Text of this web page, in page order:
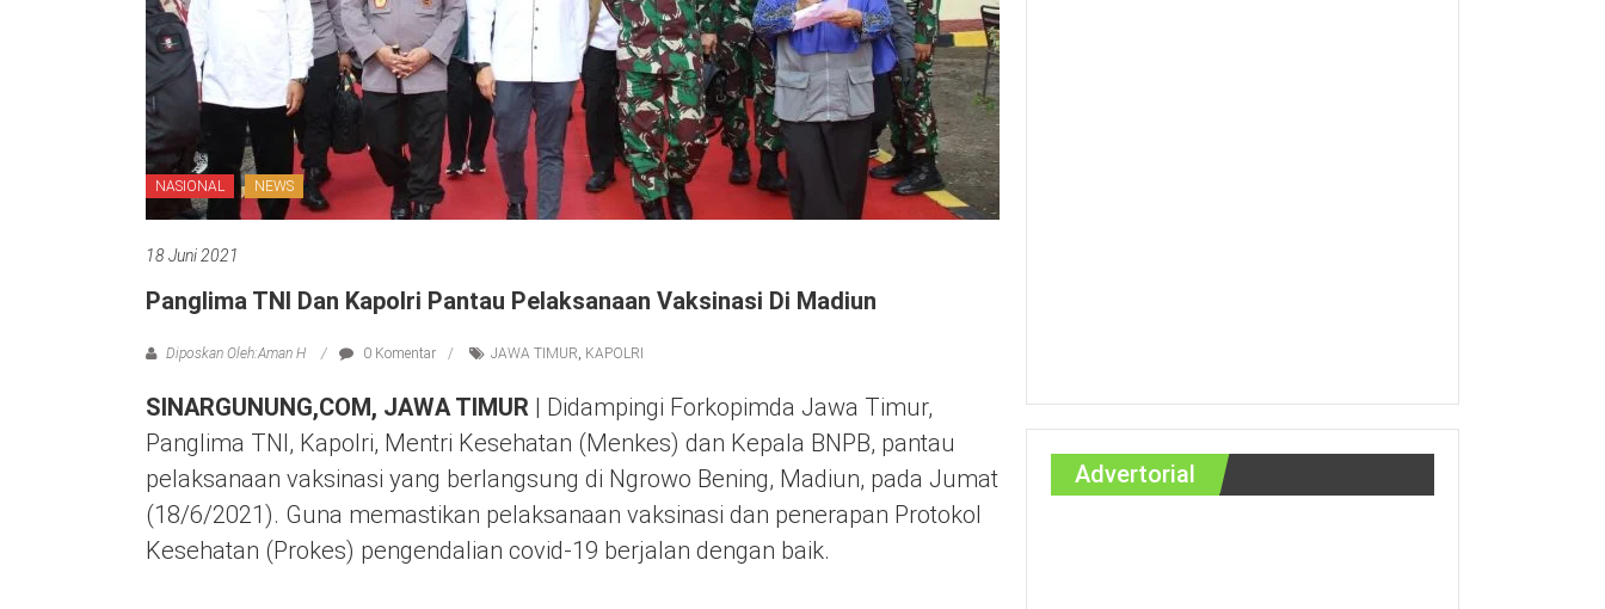
NASIONAL NEWS
18 Juni 2021
Panglima TNI Dan Kapolri Pantau Pelaksanaan Vaksinasi Di Madiun
Diposkan Oleh:Aman H 0 Komentar JAWA TIMUR, KAPOLRI
SINARGUNUNG,COM, JAWA TIMUR | Didampingi Forkopimda Jawa Timur,
Panglima TNI, Kapolri, Mentri Kesehatan (Menkes) dan Kepala BNPB, pantau
pelaksanaan vaksinasi yang berlangsung di Ngrowo Bening, Madiun, pada Jumat
(18/6/2021). Guna memastikan pelaksanaan vaksinasi dan penerapan Protokol
Kesehatan (Prokes) pengendalian covid-19 berjalan dengan baik.
Advertorial